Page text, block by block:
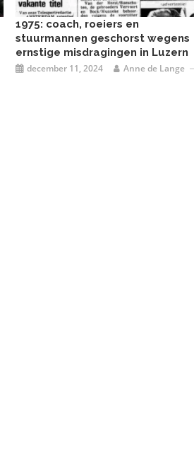
1975: coach, roeiers en
stuurmannen geschorst wegens
ernstige misdragingen in Luzern
december 11, 2024 Anne de Lange